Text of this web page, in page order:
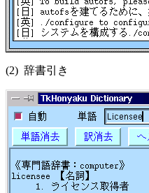
(2) 辞書引き